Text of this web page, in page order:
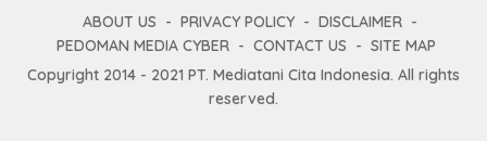
ABOUT US PRIVACY POLICY
DISCLAIMER
PEDOMAN MEDIA CYBER
CONTACT US
SITE MAP
Copyright 2014 - 2021 PT. Mediatani Cita Indonesia. All rights
reserved.